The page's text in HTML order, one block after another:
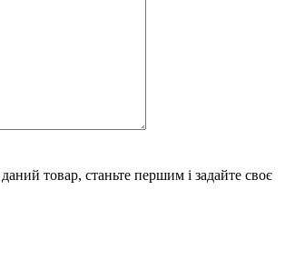
товар, станьте першим і задайте своє